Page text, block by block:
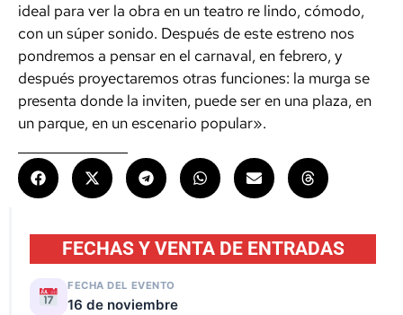
ideal para ver la obra en un teatro re lindo, cómodo,
con un súper sonido. Después de este estreno nos
pondremos a pensar en el carnaval, en febrero, y
después proyectaremos otras funciones: la murga se
presenta donde la inviten, puede ser en una plaza, en
un parque, en un escenario popular».
FECHAS Y VENTA DE ENTRADAS
FECHA DEL EVENTO
16 de noviembre